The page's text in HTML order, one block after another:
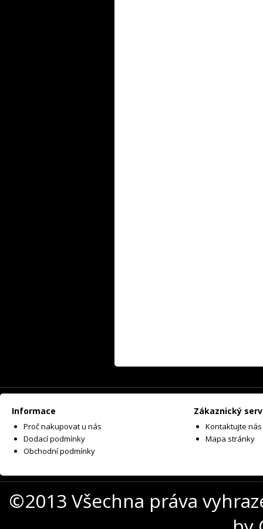
Informace
Proč nakupovat u nás
Dodací podmínky
Obchodní podmínky
Zákaznický
Kontaktujte nás
Mapa stránky
©2013 Všechna práva